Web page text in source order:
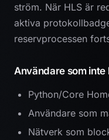
ström. När HLS är
aktiva
reservprocessen
Användare som inte
Python/Core
Användare som
Nätverk som